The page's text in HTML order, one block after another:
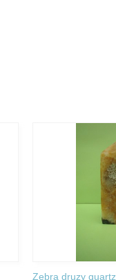
Zebra druzy quartz